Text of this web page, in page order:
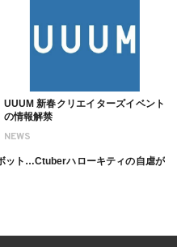
NEWS
UUUM 新春クリエイターズイベント
の情報解禁
ット…Ctuberハローキティの自虐が